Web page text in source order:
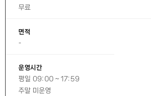
무료
면적
-
운영시간
평일 09:00 ~ 17:59
주말 미운영